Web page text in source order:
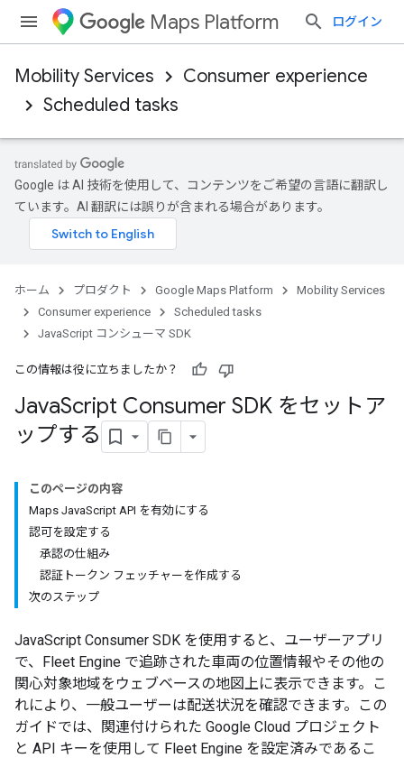
Maps Platform ログイン
Mobility Services
Consumer experience
Scheduled tasks
Google は AI 技術を使用して、コンテンツをご希望の言語に翻訳し
ています。AI 翻訳には誤りが含まれる場合があります。
ホーム プロダクト Google Maps Platform
Mobility Services
Consumer experience
Scheduled tasks
JavaScript コンシューマ SDK
この情報は役に立ちましたか？
JavaScript Consumer SDK をセットア
ップする
このページの内容
Maps JavaScript API を有効にする
認可を設定する
承認の仕組み
認証トークン フェッチャーを作成する
次のステップ
JavaScript Consumer SDK を使用すると、ユーザーアプリ
で、Fleet Engine で追跡された車両の位置情報やその他の
関心対象地域をウェブベースの地図上に表示できます。こ
れにより、一般ユーザーは配送状況を確認できます。この
ガイドでは、関連付けられた Google Cloud プロジェクト
と API キーを使用して Fleet Engine を設定済みであるこ